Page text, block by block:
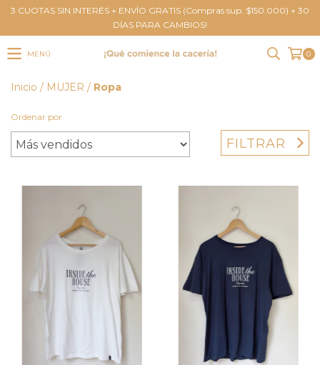
3 CUOTAS SIN INTERÉS + ENVÍO GRATIS (Compras sup. $150.000) + 30
DÍAS PARA CAMBIOS!
MENÚ 0
Inicio / MUJER / Ropa
Ordenar por
FILTRAR